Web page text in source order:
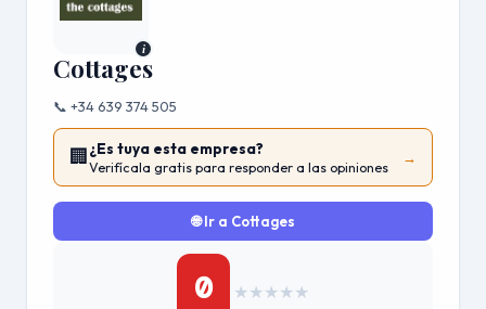
i
Cottages
📞 +34 639 374 505
🏢¿Es tuya esta empresa?
Verifícala gratis para responder a las opiniones
→
🌐 Ir a Cottages
0 ★ ★ ★ ★ ★